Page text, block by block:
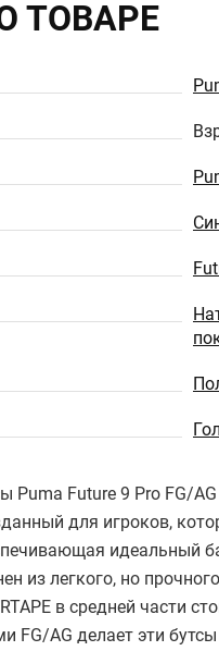
ТОВАРЕ
Puma Future 9 Pro FG/
для игроков,
идеальный
из легкого, но
в средней части
FG/AG делает эти